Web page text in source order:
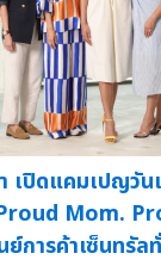
เปิดแคมเปญวั
Mom.
ารค้าเซ็นทรัล